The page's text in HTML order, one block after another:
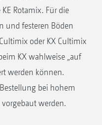
KE Rotamix. Für die
und festeren Böden
oder KX Cultimix
KX wahlweise „auf
werden können.
bei hohem
vorgebaut werden.